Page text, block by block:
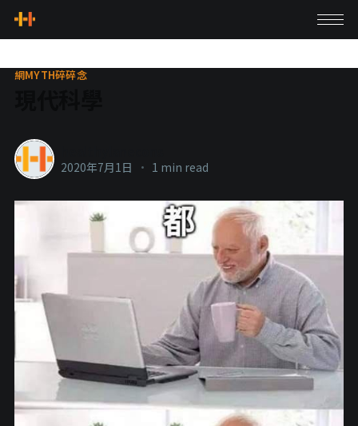
網MYTH碎碎念
2020年7月1日 • 1 min read